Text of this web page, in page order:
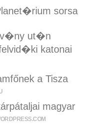
sorsa
ut�n
katonai
a Tisza
magyar